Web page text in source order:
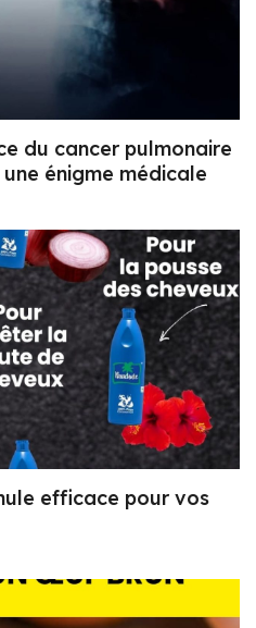
du cancer pulmonaire
énigme médicale
efficace pour vos